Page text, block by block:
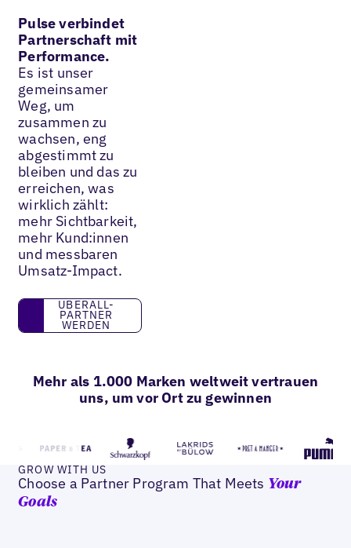
Pulse verbindet
Partnerschaft mit
Performance.
Es ist unser
gemeinsamer
Weg, um
zusammen zu
wachsen, eng
abgestimmt zu
bleiben und das zu
erreichen, was
wirklich zählt:
mehr Sichtbarkeit,
mehr Kund:innen
und messbaren
Umsatz-Impact.
UBERALL-PARTNER WERDEN
UBERALL-
PARTNER
WERDEN
Mehr als 1.000 Marken weltweit vertrauen
uns, um vor Ort zu gewinnen
GROW WITH US
Choose a Partner Program That Meets Your
Goals